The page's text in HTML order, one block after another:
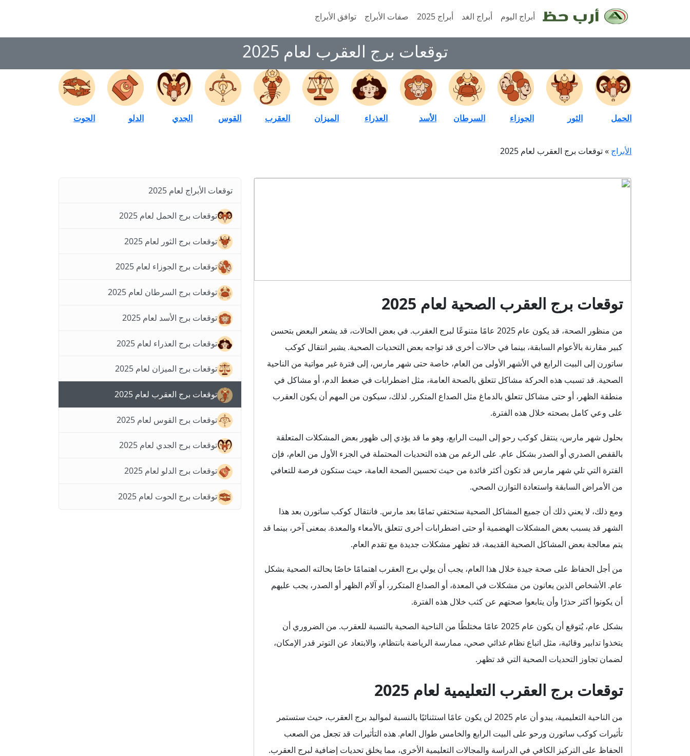
أبراج اليوم أبراج الغد أبراج 2025 صفات الأبراج توافق الأبراج
توقعات برج العقرب لعام 2025
الحمل الثور الجوزاء السرطان الأسد العذراء الميزان العقرب القوس الجدي الدلو الحوت
الأبراج »توقعات برج العقرب لعام 2025
توقعات برج العقرب الصحية لعام 2025
من منظور الصحة، قد يكون عام 2025 عامًا متنوعًا لبرج العقرب. في بعض الحالات، قد يشعر البعض بتحسن
كبير مقارنة بالأعوام السابقة، بينما في حالات أخرى قد تواجه بعض التحديات الصحية. يشير انتقال كوكب
ساتورن إلى البيت الرابع في الأشهر الأولى من العام، خاصة حتى شهر مارس، إلى فترة غير مواتية من الناحية
الصحية. قد تسبب هذه الحركة مشاكل تتعلق بالصحة العامة، مثل اضطرابات في ضغط الدم، أو مشاكل في
منطقة الظهر، أو حتى مشاكل تتعلق بالدماغ مثل الصداع المتكرر. لذلك، سيكون من المهم أن يكون العقرب
على وعي كامل بصحته خلال هذه الفترة.
بحلول شهر مارس، ينتقل كوكب رحو إلى البيت الرابع، وهو ما قد يؤدي إلى ظهور بعض المشكلات المتعلقة
بالقفص الصدري أو الصدر بشكل عام. على الرغم من هذه التحديات المحتملة في الجزء الأول من العام، فإن
الفترة التي تلي شهر مارس قد تكون أكثر فائدة من حيث تحسين الصحة العامة، حيث ستكون فرصة للتعافي
من الأمراض السابقة واستعادة التوازن الصحي.
ومع ذلك، لا يعني ذلك أن جميع المشاكل الصحية ستختفي تمامًا بعد مارس. فانتقال كوكب ساتورن بعد هذا
الشهر قد يسبب بعض المشكلات الهضمية أو حتى اضطرابات أخرى تتعلق بالأمعاء والمعدة. بمعنى آخر، بينما قد
يتم معالجة بعض المشاكل الصحية القديمة، قد تظهر مشكلات جديدة مع تقدم العام.
من أجل الحفاظ على صحة جيدة خلال هذا العام، يجب أن يولي برج العقرب اهتمامًا خاصًا بحالته الصحية بشكل
عام. الأشخاص الذين يعانون من مشكلات في المعدة، أو الصداع المتكرر، أو آلام الظهر أو الصدر، يجب عليهم
أن يكونوا أكثر حذرًا وأن يتابعوا صحتهم عن كثب خلال هذه الفترة.
بشكل عام، يُتوقع أن يكون عام 2025 عامًا مختلطًا من الناحية الصحية بالنسبة للعقرب. من الضروري أن
يتخذوا تدابير وقائية، مثل اتباع نظام غذائي صحي، ممارسة الرياضة بانتظام، والابتعاد عن التوتر قدر الإمكان،
لضمان تجاوز التحديات الصحية التي قد تظهر.
توقعات برج العقرب التعليمية لعام 2025
من الناحية التعليمية، يبدو أن عام 2025 لن يكون عامًا استثنائيًا بالنسبة لمواليد برج العقرب، حيث ستستمر
تأثيرات كوكب ساتورن ورحو على البيت الرابع والخامس طوال العام. هذه التأثيرات قد تجعل من الصعب
الحفاظ على التركيز الكافي في الدراسة والمجالات التعليمية الأخرى، مما يخلق تحديات إضافية لبرج العقرب.
توقعات الأبراج لعام 2025
توقعات برج الحمل لعام 2025
توقعات برج الثور لعام 2025
توقعات برج الجوزاء لعام 2025
توقعات برج السرطان لعام 2025
توقعات برج الأسد لعام 2025
توقعات برج العذراء لعام 2025
توقعات برج الميزان لعام 2025
توقعات برج العقرب لعام 2025
توقعات برج القوس لعام 2025
توقعات برج الجدي لعام 2025
توقعات برج الدلو لعام 2025
توقعات برج الحوت لعام 2025